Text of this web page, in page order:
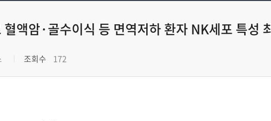
액암·골수이식 등 면역저하 환자 NK세포 특성
조회수 172